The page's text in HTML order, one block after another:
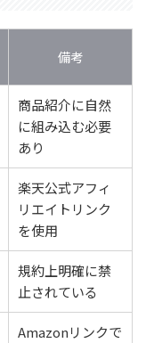
備考
商品紹介に自然
に組み込む必要
あり
楽天公式アフィ
リエイトリンク
を使用
規約上明確に禁
止されている
Amazonリンクで